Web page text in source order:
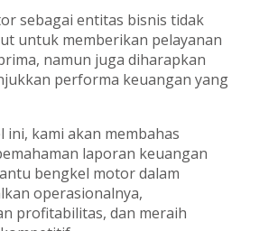
sebagai entitas bisnis tidak
untuk memberikan pelayanan
namun juga diharapkan
performa keuangan yang
ini, kami akan membahas
laporan keuangan
bengkel motor dalam
operasionalnya,
profitabilitas, dan meraih